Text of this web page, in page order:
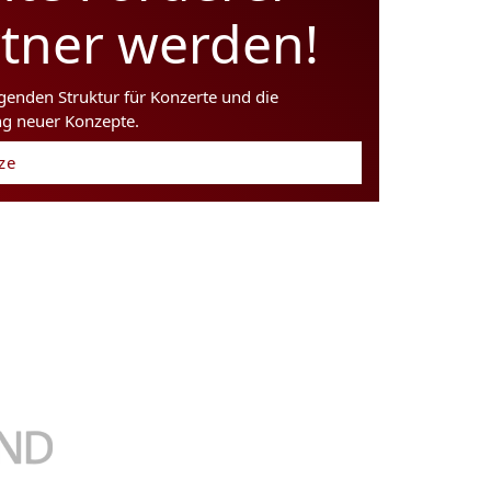
werden!
Struktur für Konzerte und die
neuer Konzepte.